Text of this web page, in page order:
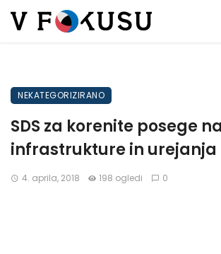
NEKATEGORIZIRANO
SDS za korenite posege
infrastrukture in urejanja
4. aprila, 2018 198 ogledi 0